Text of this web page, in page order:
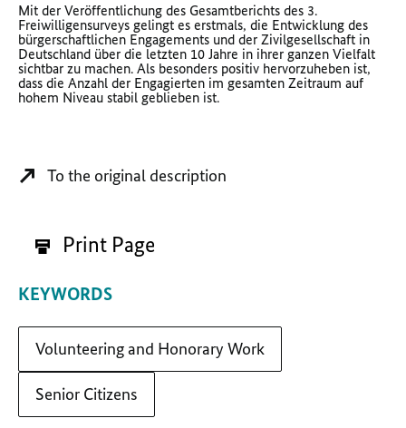
Mit der Veröffentlichung des Gesamtberichts des 3.
Freiwilligensurveys gelingt es erstmals, die Entwicklung des
bürgerschaftlichen Engagements und der Zivilgesellschaft in
Deutschland über die letzten 10 Jahre in ihrer ganzen Vielfalt
sichtbar zu machen. Als besonders positiv hervorzuheben ist,
dass die Anzahl der Engagierten im gesamten Zeitraum auf
hohem Niveau stabil geblieben ist.
To the original description
Print Page
KEYWORDS
Volunteering and Honorary Work
Senior Citizens